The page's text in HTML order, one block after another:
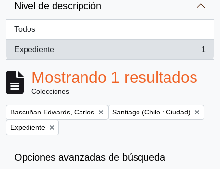
Nivel de descripción
Todos
Expediente
, 1 resultados
1
Mostrando 1 resultados
Colecciones
Remove filter:
Bascuñan Edwards, Carlos Remove filter:
Santiago (Chile : Ciudad)
Remove filter:
Expediente
Opciones avanzadas de búsqueda